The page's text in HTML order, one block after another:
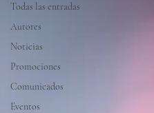
Todas las entradas
Autores
Noticias
Promociones
Comunicados
Eventos